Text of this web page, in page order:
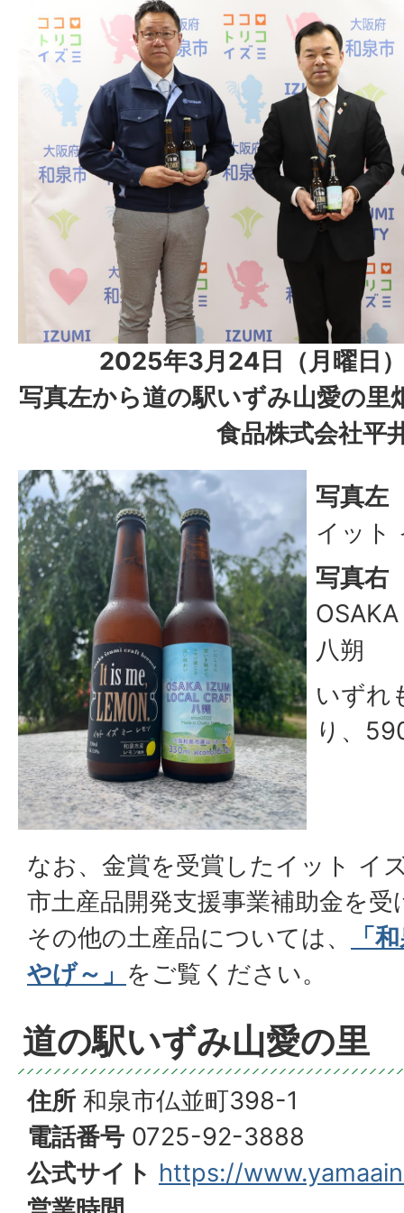
2025年3月24日（月曜日
写真左から道の駅いずみ山愛の里
食品株式会社平
写真左
イット
写真右
八朔
いずれ
り、
なお、金賞を受賞したイット イ
市土産品開発支援事業補助金を
その他の土産品については、
「
やげ～」 をご覧ください。
道の駅いずみ山愛の里
住所 和泉市仏並町398-1
電話番号 0725-92-3888
公式サイト https://